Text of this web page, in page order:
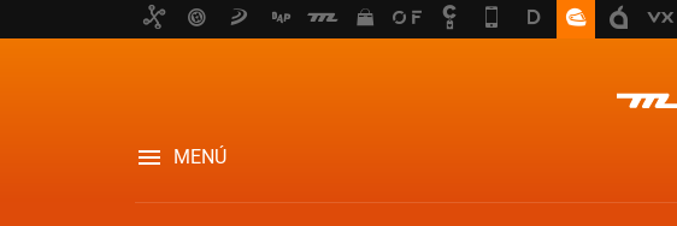
MENÚ